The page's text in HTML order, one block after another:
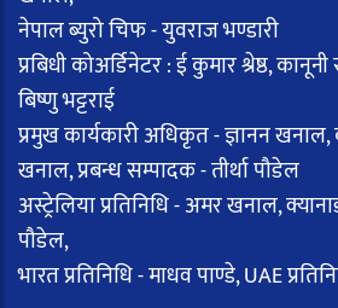
नेपाल ब्युरो चिफ - युवराज भण्डारी
प्रबिधी कोअर्डिनेटर : ई कुमार श्रेष्ठ,
बिष्णु भट्टराई
प्रमुख कार्यकारी अधिकृत - ज्ञानन
खनाल, प्रबन्ध सम्पादक - तीर्था पौडेल
अस्ट्रेलिया प्रतिनिधि - अमर खनाल,
पौडेल,
भारत प्रतिनिधि - माधव पाण्डे, UAE